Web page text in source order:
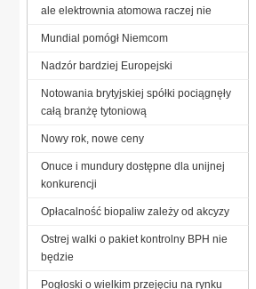
ale elektrownia atomowa raczej nie
Mundial pomógł Niemcom
Nadzór bardziej Europejski
Notowania brytyjskiej spółki pociągnęły
całą branżę tytoniową
Nowy rok, nowe ceny
Onuce i mundury dostępne dla unijnej
konkurencji
Opłacalność biopaliw zależy od akcyzy
Ostrej walki o pakiet kontrolny BPH nie
będzie
Pogłoski o wielkim przejęciu na rynku